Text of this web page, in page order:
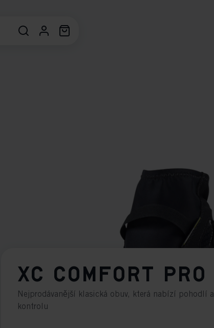
XC COMFORT PRO
Nejprodávanější klasická obuv, která nabízí pohodlí a
kontrolu